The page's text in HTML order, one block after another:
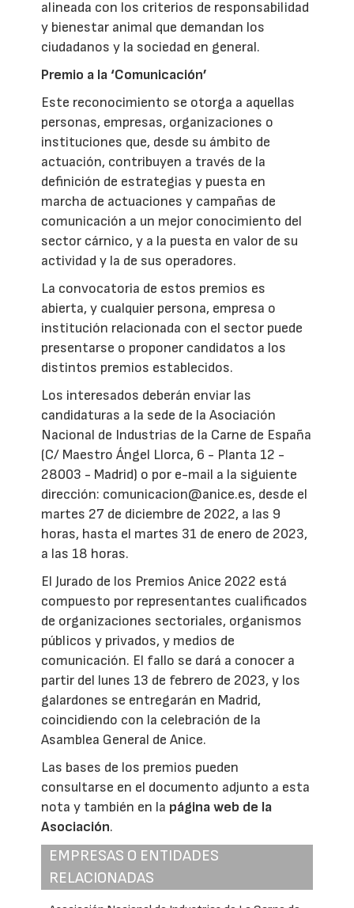
alineada con los criterios de responsabilidad
y bienestar animal que demandan los
ciudadanos y la sociedad en general.
Premio a la ‘Comunicación’
Este reconocimiento se otorga a aquellas
personas, empresas, organizaciones o
instituciones que, desde su ámbito de
actuación, contribuyen a través de la
definición de estrategias y puesta en
marcha de actuaciones y campañas de
comunicación a un mejor conocimiento del
sector cárnico, y a la puesta en valor de su
actividad y la de sus operadores.
La convocatoria de estos premios es
abierta, y cualquier persona, empresa o
institución relacionada con el sector puede
presentarse o proponer candidatos a los
distintos premios establecidos.
Los interesados deberán enviar las
candidaturas a la sede de la Asociación
Nacional de Industrias de la Carne de España
(C/ Maestro Ángel Llorca, 6 - Planta 12 -
28003 - Madrid) o por e-mail a la siguiente
dirección: comunicacion@anice.es, desde el
martes 27 de diciembre de 2022, a las 9
horas, hasta el martes 31 de enero de 2023,
a las 18 horas.
El Jurado de los Premios Anice 2022 está
compuesto por representantes cualificados
de organizaciones sectoriales, organismos
públicos y privados, y medios de
comunicación. El fallo se dará a conocer a
partir del lunes 13 de febrero de 2023, y los
galardones se entregarán en Madrid,
coincidiendo con la celebración de la
Asamblea General de Anice.
Las bases de los premios pueden
consultarse en el documento adjunto a esta
nota y también en la página web de la
Asociación.
EMPRESAS O ENTIDADES
RELACIONADAS